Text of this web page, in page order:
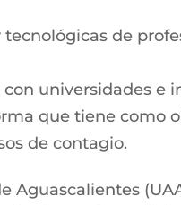
de
universidades e
que tiene como
de contagio.
Aguascalientes